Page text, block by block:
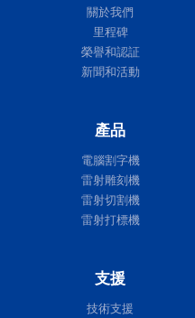
關於我們
里程碑
榮譽和認証
新聞和活動
產品
電腦割字機
雷射雕刻機
雷射切割機
雷射打標機
支援
技術支援